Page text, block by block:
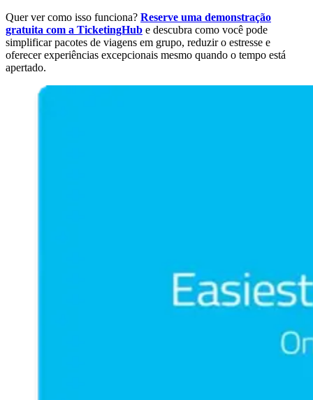
Quer ver como isso funciona? Reserve uma demonstração
gratuita com a TicketingHub e descubra como você pode
simplificar pacotes de viagens em grupo, reduzir o estresse e
oferecer experiências excepcionais mesmo quando o tempo está
apertado.